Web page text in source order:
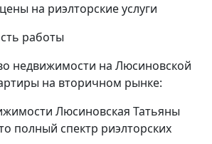
на риэлторские услуги
работы
недвижимости на Люсиновской
на вторичном рынке:
Люсиновская Татьяны
полный спектр риэлторских